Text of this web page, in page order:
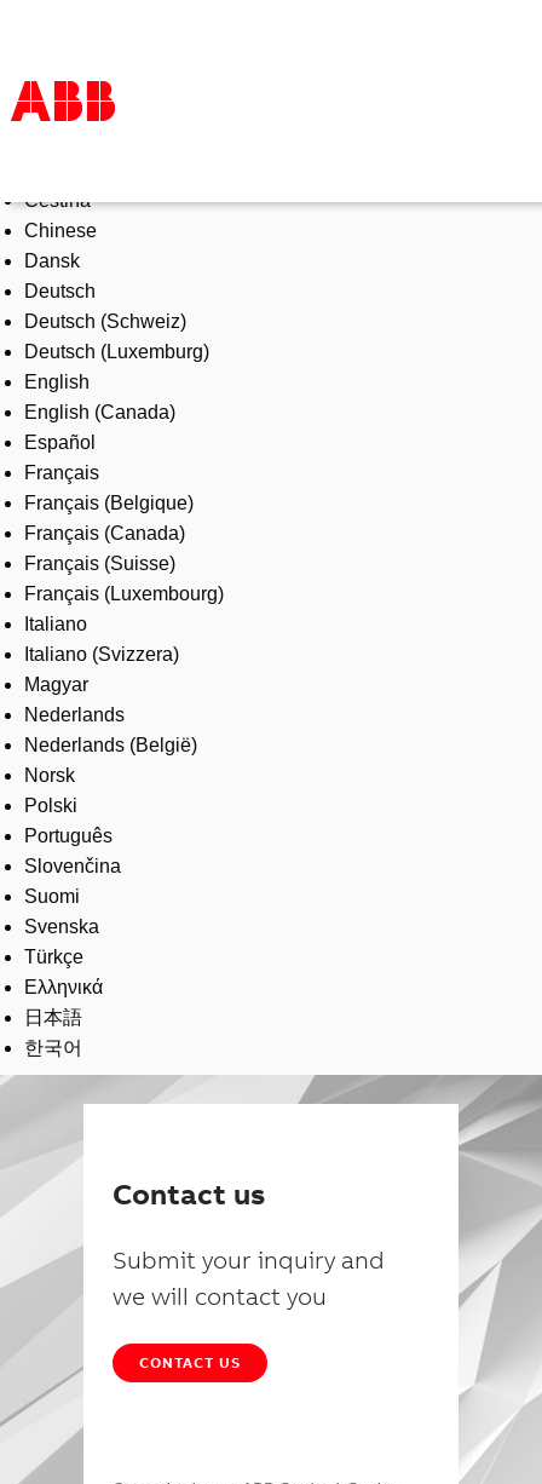
Products & Solutions
Industries
Services
About us
Where to buy
Contact us
Careers
Čeština
Chinese
Dansk
Deutsch
Deutsch (Schweiz)
Deutsch (Luxemburg)
English
English (Canada)
Español
Français
Français (Belgique)
Français (Canada)
Français (Suisse)
Français (Luxembourg)
Italiano
Italiano (Svizzera)
Magyar
Nederlands
Nederlands (België)
Norsk
Polski
Português
Slovenčina
Suomi
Svenska
Türkçe
Ελληνικά
日本語
한국어
Contact us
Submit your inquiry and
we will contact you
CONTACT US